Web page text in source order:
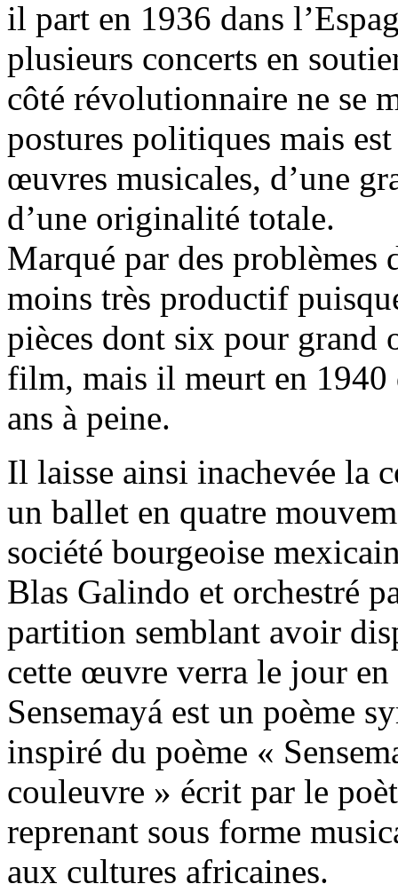
il part en 1936 dans
plusieurs concerts en
côté révolutionnaire ne se
postures politiques mais
œuvres musicales, d’une
d’une originalité totale.
Marqué par des problèmes
moins très productif
pièces dont six pour grand
film, mais il meurt en 1940
ans à peine.
Il laisse ainsi inachevée la
un ballet en quatre
société bourgeoise
Blas Galindo et orchestré
partition semblant avoir
cette œuvre verra le jour en
Sensemayá est un poème
inspiré du poème «
couleuvre » écrit par le
reprenant sous forme
aux cultures africaines.